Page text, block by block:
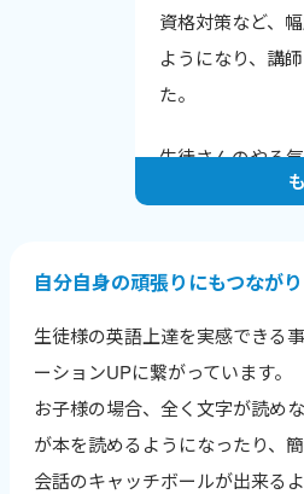
る瞬間が励みで、教えることで
できるのが何よりの喜びです。
資格対策など、
ようになり、講
た。
生徒さんのやる
レッスンを心が
達成に向けてサ
を保ち続けても
英検合格や
果の報告をもら
す。
ワールドトーク
自分自身の頑張りにもつなが
生徒様の英語上達を実感できる
ーションUPに繋がっています。
お子様の場合、全く文字が読め
が本を読めるようになったり、
会話のキャッチボールが出来る